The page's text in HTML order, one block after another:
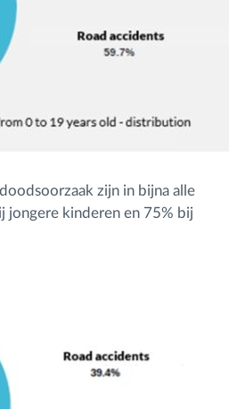
zijn in bijna alle
jongere kinderen en 75% bij